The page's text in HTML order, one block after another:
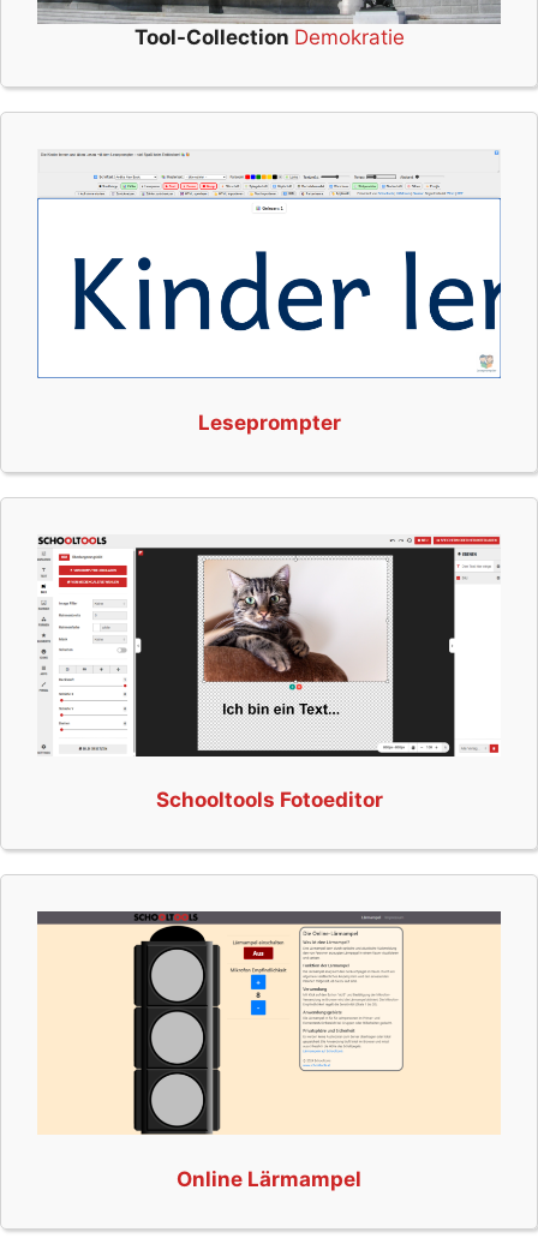
Tool-Collection Demokratie
Leseprompter
Schooltools Fotoeditor
Online Lärmampel